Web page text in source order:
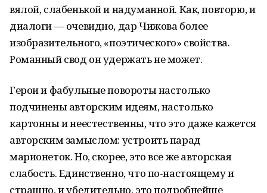
вялой, слабенькой и надуманной. Как, повторю, и
диалоги — очевидно, дар Чижова более
изобразительного, «поэтического» свойства.
Романный свод он удержать не может.
Герои и фабульные повороты настолько
подчинены авторским идеям, настолько
картонны и неестественны, что это даже кажется
авторским замыслом: устроить парад
марионеток. Но, скорее, это все же авторская
слабость. Единственно, что по-настоящему и
страшно, и убедительно, это подробнейше